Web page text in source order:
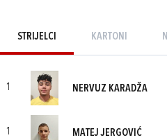
STRIJELCI KARTONI
1 NERVUZ KARADŽA
1 MATEJ JERGOVIĆ